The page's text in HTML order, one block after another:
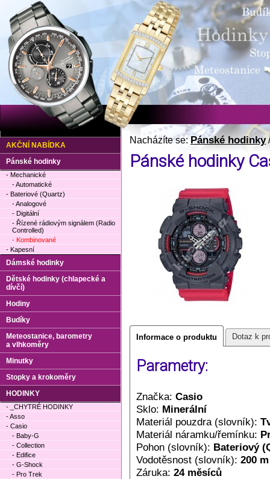
Nacházíte se:Pánské hodinky
Pánské hodinky
Informace o produktu Dotaz k
Parametry:
Značka: Casio
Sklo: Minerální
Materiál pouzdra (slovník):
Materiál náramku/řemínku:
Pohon (slovník): Bateriový
Vodotěsnost (slovník): 200 m
Záruka: 24 měsíců
AKČNÍ NABÍDKA
Pánské hodinky
- Mechanické
- Automatické
- Bateriové (Quartz)
- Analogové
- Digitální
- Řízené rádiovým signálem (Radio
Controlled)
- Kombinované
- Kapesní
Dámské hodinky
Dětské hodinky (chlapecké a
dívčí)
Hodiny
Budíky
Meteostanice, barometry
a vlhkoměry
Minutky
Stopky a krokoměry
HODINKY
- _CHYTRÉ HODINKY
- Asso
- Casio
- Baby-G
- Collection
- Edifice
- G-Shock
- Pro Trek